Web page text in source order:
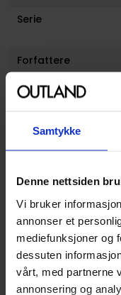
Samtykke
Denne nettsiden
Vi bruker
annonser et
mediefunksjoner og
dessuten
vårt, med partnerne
annonsering og
Serie
Forfattere
Antall Sider
Lanseringsdato
(dd.mm.yyyy)
Aldersgruppe
Illustrasjoner
Avansert Format
Språk
Leverandørstatus